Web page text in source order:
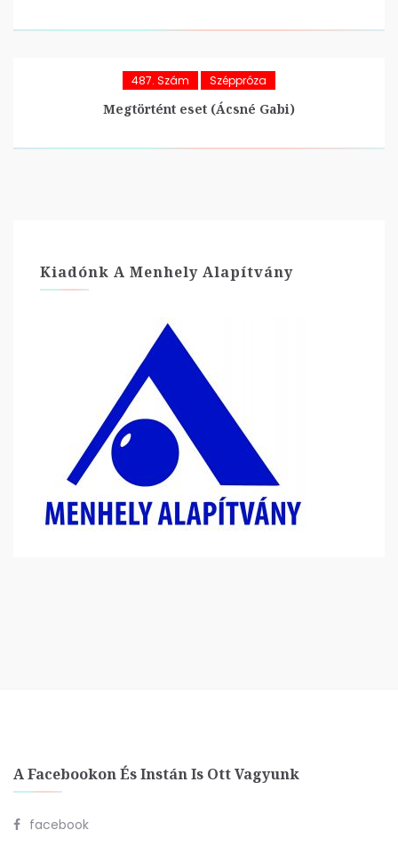
487. Szám Széppróza
Megtörtént eset (Ácsné Gabi)
Kiadónk A Menhely Alapítvány
A Facebookon És Instán Is Ott Vagyunk
facebook